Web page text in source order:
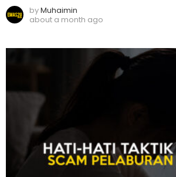
byMuhaimin
about a month ago